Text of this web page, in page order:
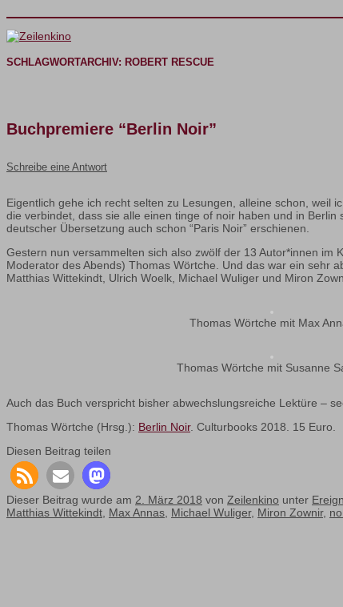
SCHLAGWORTARCHIV: ROBERT RESCUE
Buchpremiere “Berlin Noir”
Schreibe eine Antwort
Eigentlich gehe ich recht selten zu Lesungen, alleine schon, weil
die verbindet, dass sie alle einen tinge of noir haben und in
deutscher Übersetzung auch schon “Paris Noir” erschienen.
Gestern nun versammelten sich also zwölf der 13 Autor*innen
Moderator des Abends) Thomas Wörtche. Und das war ein sehr
Matthias Wittekindt, Ulrich Woelk, Michael Wuliger und Miron
Thomas Wörtche mit Max
Thomas Wörtche mit Susanne
Auch das Buch verspricht bisher abwechslungsreiche Lektüre –
Thomas Wörtche (Hrsg.): Berlin Noir. Culturbooks 2018. 15 Euro.
Diesen Beitrag teilen
Dieser Beitrag wurde am 2. März 2018 von Zeilenkino unter
Matthias Wittekindt, Max Annas, Michael Wuliger, Miron Zownir,